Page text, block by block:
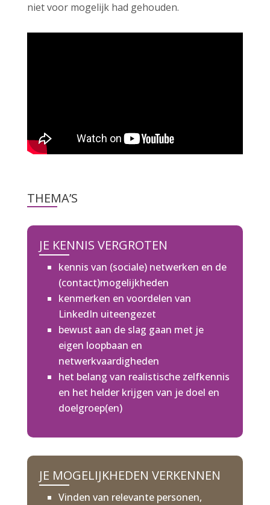
niet voor mogelijk had gehouden.
THEMA’S
JE KENNIS VERGROTEN
kennis van (sociale) netwerken en de
(contact)mogelijkheden
kenmerken en voordelen van
LinkedIn uiteengezet
bewust aan de slag gaan met je
eigen loopbaan en
netwerkvaardigheden
het belang van realistische zelfkennis
en het helder krijgen van je doel en
doelgroep(en)
JE MOGELIJKHEDEN VERKENNEN
Vinden van relevante personen,